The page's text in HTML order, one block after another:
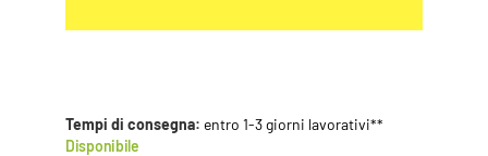
Tempi di consegna: entro 1-3 giorni lavorativi**
Disponibile